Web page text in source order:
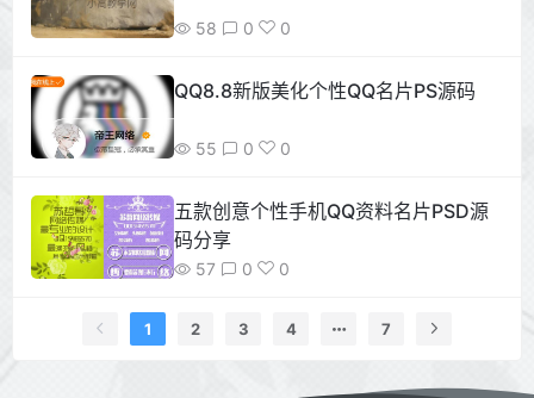
58 0 0
QQ8.8新版美化个性QQ名片PS源码
55 0 0
五款创意个性手机QQ资料名片PSD源
码分享
57 0 0
1 2 3 4 7